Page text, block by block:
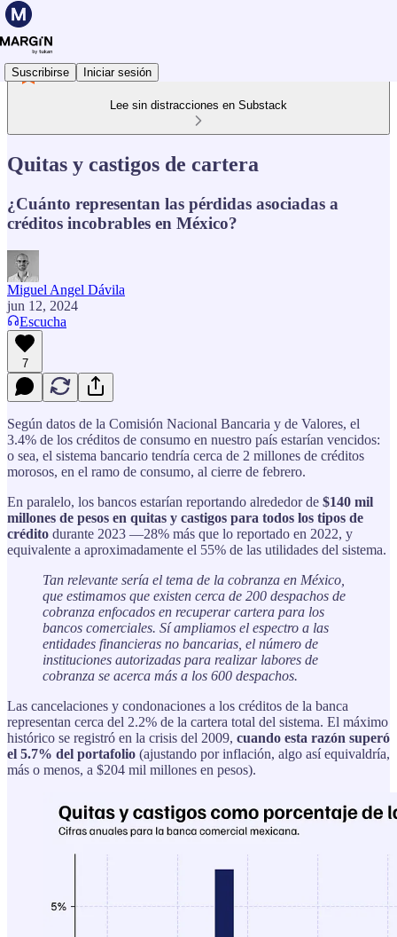
Suscribirse Iniciar sesión
Lee sin distracciones en Substack
Quitas y castigos de cartera
¿Cuánto representan las pérdidas asociadas a
créditos incobrables en México?
Miguel Angel Dávila
jun 12, 2024
Escucha
7
Según datos de la Comisión Nacional Bancaria y de Valores, el
3.4% de los créditos de consumo en nuestro país estarían vencidos:
o sea, el sistema bancario tendría cerca de 2 millones de créditos
morosos, en el ramo de consumo, al cierre de febrero.
En paralelo, los bancos estarían reportando alrededor de $140 mil
millones de pesos en quitas y castigos para todos los tipos de
crédito durante 2023 —28% más que lo reportado en 2022, y
equivalente a aproximadamente el 55% de las utilidades del sistema.
Tan relevante sería el tema de la cobranza en México,
que estimamos que existen cerca de 200 despachos de
cobranza enfocados en recuperar cartera para los
bancos comerciales. Sí ampliamos el espectro a las
entidades financieras no bancarias, el número de
instituciones autorizadas para realizar labores de
cobranza se acerca más a los 600 despachos.
Las cancelaciones y condonaciones a los créditos de la banca
representan cerca del 2.2% de la cartera total del sistema. El máximo
histórico se registró en la crisis del 2009, cuando esta razón superó
el 5.7% del portafolio (ajustando por inflación, algo así equivaldría,
más o menos, a $204 mil millones en pesos).